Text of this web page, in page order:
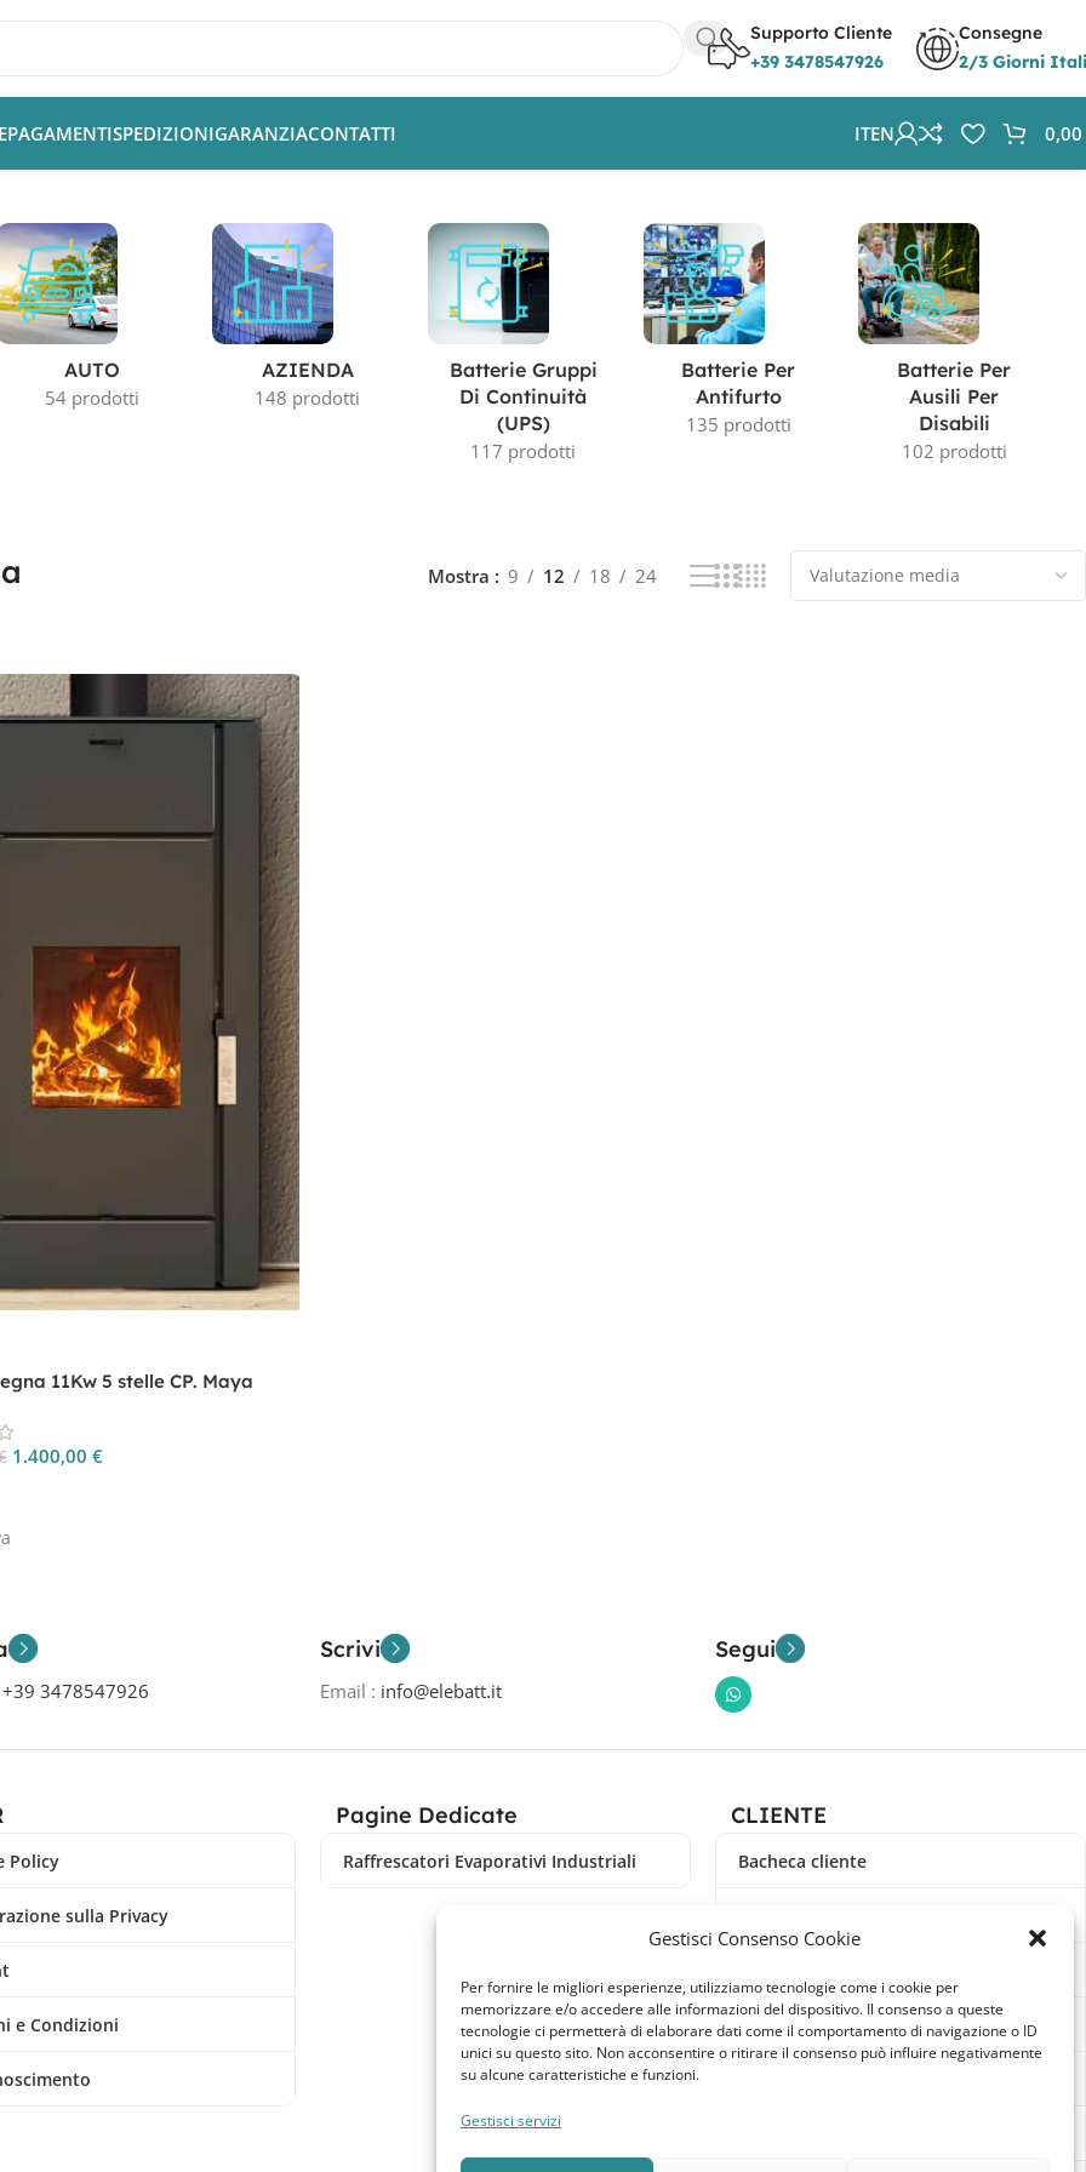
Gestisci Consenso Cookie
Per fornire le migliori esperienze, utilizziamo tecnologie come i cookie per
memorizzare e/o accedere alle informazioni del dispositivo. Il consenso a queste
tecnologie ci permetterà di elaborare dati come il comportamento di navigazione o ID
unici su questo sito. Non acconsentire o ritirare il consenso può influire negativamente
su alcune caratteristiche e funzioni.
Gestisci servizi
Supporto Cliente
+39 3478547926
Consegne
2/3 Giorni
PAGAMENTISPEDIZIONIGARANZIACONTATTI ITEN
0,00
AUTO
54 prodotti
AZIENDA
148 prodotti
Batterie Gruppi
Di Continuità
(UPS)
117 prodotti
Batterie Per
Antifurto
135 prodotti
Batterie Per
Ausili Per
Disabili
102 prodotti
Mostra 9 12 18 24
11Kw 5 stelle CP. Maya
1.400,00 €
+39 3478547926
Scrivi
Email : info@elebatt.it
Segui
Policy
sulla Privacy
e Condizioni
Pagine Dedicate
Raffrescatori Evaporativi Industriali
CLIENTE
Bacheca cliente
Indirizzi